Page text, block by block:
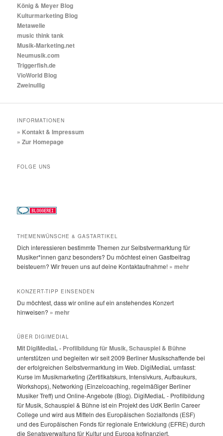
König & Meyer Blog
Kulturmarketing Blog
Metawelle
music think tank
Musik-Marketing.net
Neumusik.com
Triggerfish.de
VioWorld Blog
Zweinullig
INFORMATIONEN
» Kontakt & Impressum
» Zur Homepage
FOLGE UNS
THEMENWÜNSCHE & GASTARTIKEL
Dich interessieren bestimmte Themen zur Selbstvermarktung für
Musiker*innen ganz besonders? Du möchtest einen Gastbeitrag
beisteuern? Wir freuen uns auf deine Kontaktaufnahme! » mehr
KONZERT-TIPP EINSENDEN
Du möchtest, dass wir online auf ein anstehendes Konzert
hinweisen? » mehr
ÜBER DIGIMEDIAL
Mit DigiMediaL - Profilbildung für Musik, Schauspiel & Bühne
unterstützen und begleiten wir seit 2009 Berliner Musikschaffende bei
der erfolgreichen Selbstvermarktung im Web. DigiMediaL umfasst:
Kurse im Musikmarketing (Zertifikatskurs, Intensivkurs, Aufbaukurs,
Workshops), Networking (Einzelcoaching, regelmäßiger Berliner
Musiker Treff) und Online-Angebote (Blog). DigiMediaL - Profilbildung
für Musik, Schauspiel & Bühne ist ein Projekt des UdK Berlin Career
College und wird aus Mitteln des Europäischen Sozialfonds (ESF)
und des Europäischen Fonds für regionale Entwicklung (EFRE) durch
die Senatsverwaltung für Kultur und Europa kofinanziert.